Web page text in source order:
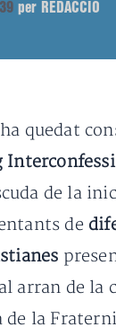
per REDACCIÓ
quedat
de la
de
arran de la
la